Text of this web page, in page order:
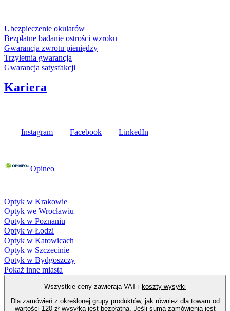
Ubezpieczenie okularów
Bezpłatne badanie ostrości wzroku
Gwarancja zwrotu pieniędzy
Trzyletnia gwarancja
Gwarancja satysfakcji
Kariera
Instagram Facebook LinkedIn
Opineo
Optyk w Krakowie
Optyk we Wrocławiu
Optyk w Poznaniu
Optyk w Łodzi
Optyk w Katowicach
Optyk w Szczecinie
Optyk w Bydgoszczy
Pokaż inne miasta
Wszystkie ceny zawierają VAT i koszty wysyłki
Dla zamówień z określonej grupy produktów, jak również dla towaru od
wartości 120 zł wysyłka jest bezpłatna. Jeśli suma zamówienia jest